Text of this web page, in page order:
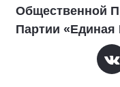
Общественной
Партии